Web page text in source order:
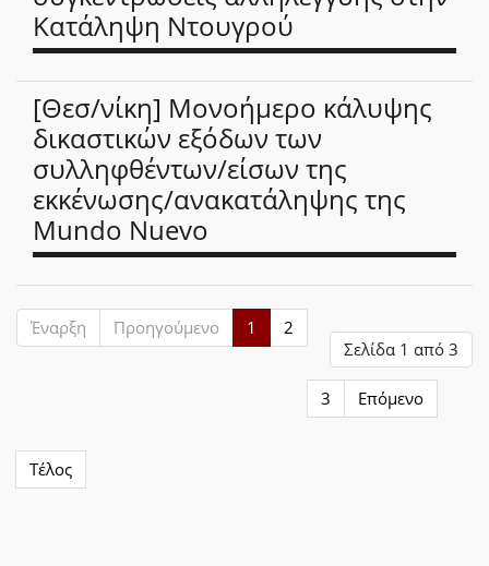
Κατάληψη Ντουγρού
[Θεσ/νίκη] Μονοήμερο κάλυψης
δικαστικών εξόδων των
συλληφθέντων/είσων της
εκκένωσης/ανακατάληψης της
Mundo Nuevo
Σελίδα 1 από 3
Έναρξη Προηγούμενο 1 2
3 Επόμενο
Τέλος